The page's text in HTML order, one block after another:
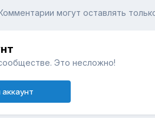
могут оставлять
Это несложно!